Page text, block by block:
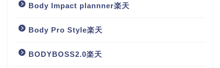
Body Impact plannner楽天
Body Pro Style楽天
BODYBOSS2.0楽天